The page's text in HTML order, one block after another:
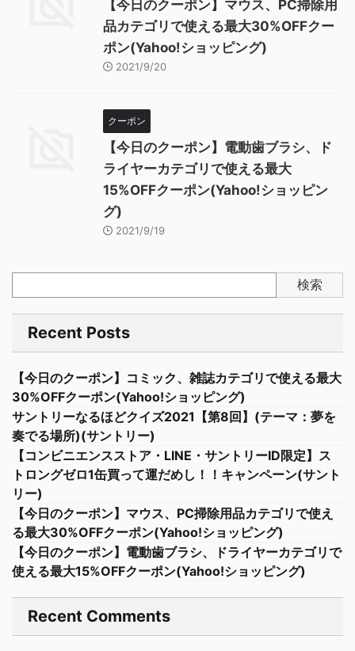
【今日のクーポン】マウス、PC掃除用
品カテゴリで使える最大30%OFFクー
ポン(Yahoo!ショッピング)
2021/9/20
クーポン
【今日のクーポン】電動歯ブラシ、ド
ライヤーカテゴリで使える最大
15%OFFクーポン(Yahoo!ショッピン
グ)
2021/9/19
検索
Recent Posts
【今日のクーポン】コミック、雑誌カテゴリで使える最大
30%OFFクーポン(Yahoo!ショッピング)
サントリーなるほどクイズ2021【第8回】(テーマ：夢を
奏でる場所)(サントリー)
【コンビニエンスストア・LINE・サントリーID限定】ス
トロングゼロ1缶買って運だめし！！キャンペーン(サント
リー)
【今日のクーポン】マウス、PC掃除用品カテゴリで使え
る最大30%OFFクーポン(Yahoo!ショッピング)
【今日のクーポン】電動歯ブラシ、ドライヤーカテゴリで
使える最大15%OFFクーポン(Yahoo!ショッピング)
Recent Comments